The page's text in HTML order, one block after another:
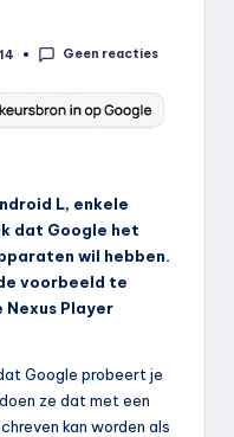
Geen reacties
L, enkele
dat Google het
wil hebben.
voorbeeld te
Player
Google probeert je
ze dat met een
kan worden als